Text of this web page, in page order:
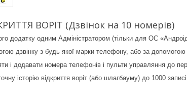
ВОРІТ (Дзвінок на 10 номерів)
додатку одним Адміністратором (тільки для ОС
дзвінку з будь якої марки телефону, або за
і додавати номера телефонів і пульти управляння до
історію відкриття воріт (або шлагбауму) до 1000